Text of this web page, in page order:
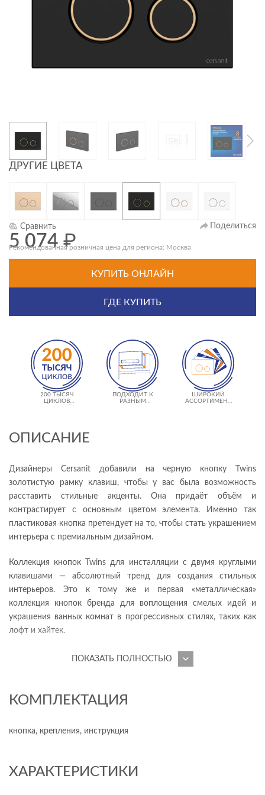
ДРУГИЕ ЦВЕТА
Сравнить Поделиться
5 074₽
Рекомендованная розничная цена для региона: Москва
КУПИТЬ ОНЛАЙН
ГДЕ КУПИТЬ
200 ТЫСЯЧ
ЦИКЛОВ
ПОДХОДИТ К
РАЗНЫМ
ШИРОКИЙ
АССОРТИМЕНТ
ОПИСАНИЕ
Дизайнеры Cersanit добавили на черную кнопку Twins
золотистую рамку клавиш, чтобы у вас была возможность
расставить стильные акценты. Она придаёт объём и
контрастирует с основным цветом элемента. Именно так
пластиковая кнопка претендует на то, чтобы стать украшением
интерьера с премиальным дизайном.
Коллекция кнопок Twins для инсталляции с двумя круглыми
клавишами — абсолютный тренд для создания стильных
интерьеров. Это к тому же и первая «металлическая»
коллекция кнопок бренда для воплощения смелых идей и
украшения ванных комнат в прогрессивных стилях, таких как
лофт и хайтек.
ГАРМОНИЧНЫЙ РАЗМЕР И ПРОСТОЙ МОНТАЖ
Кнопки Twins для инсталляций созданы для удобства и
предусмотрена для механических инсталляций и сочетается с
Кнопки из пластика прочны и имеют малый вес, поэтому
ПОКАЗАТЬ ПОЛНОСТЬЮ
КОМПЛЕКТАЦИЯ
кнопка, крепления, инструкция
ХАРАКТЕРИСТИКИ